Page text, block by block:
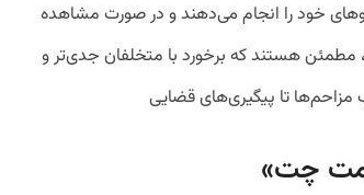
خود را انجام می‌دهند و در صورت مشاهده
هستند که برخورد با متخلفان جدی‌تر و
تا پیگیری‌های قضایی
چت»